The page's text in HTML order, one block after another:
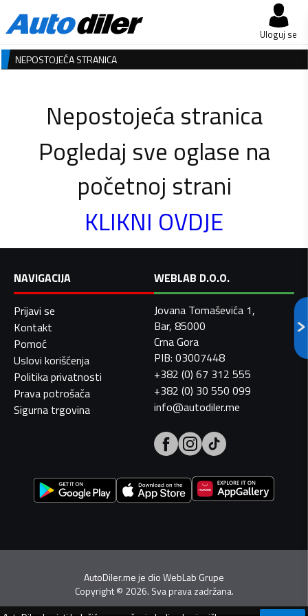
Uloguj se
NEPOSTOJEĆA STRANICA
Nepostojeća stranica
Pogledaj sve oglase na
početnoj strani
KLIKNI OVDJE
NAVIGACIJA
Prijavi se
Kontakt
Pomoć
Uslovi korišćenja
Politika privatnosti
Prava potrošača
Sigurna trgovina
WEBLAB D.O.O.
Jovana Tomaševića 1,
Bar, 85000
Crna Gora
PIB: 03007448
+382 (0) 67 312 555
+382 (0) 30 550 099
info@autodiler.me
AutoDiler.me je dioWebLab Grupe
Copyright© 2026. Sva prava zadržana.